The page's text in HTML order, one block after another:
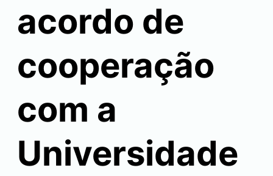
acordo de
cooperação
com a
Universidade